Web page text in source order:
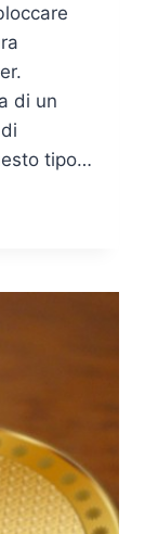
di un
tipo…